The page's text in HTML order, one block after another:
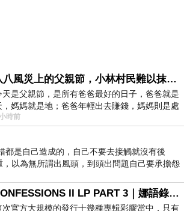
八八風災上的父親節，小林村民難以抹滅的痛
天是父親節，是所有爸爸最好的日子，爸爸就是
，媽媽就是地；爸爸年輕出去賺錢，媽媽則是處
家務，職業不分高低貴賤，只有人品才
時前
都是自己造成的，自己不要去接觸就沒有後
以為無所謂出風頭，到頭出問題自己要承擔怨
CONFESSIONS II LP PART 3｜娜語錄II LP PART 3
次官方大規模的發行十幾種專輯彩膠當中，只有